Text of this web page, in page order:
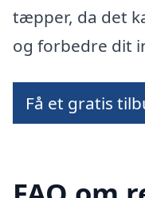
tæpper, da det
og forbedre dit
Få et gratis